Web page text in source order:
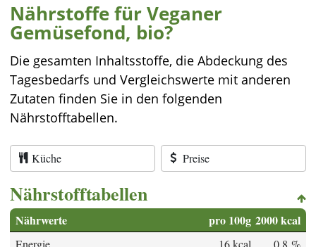
Nährstoffe für Veganer
Gemüsefond, bio?
Die gesamten Inhaltsstoffe, die Abdeckung des
Tagesbedarfs und Vergleichswerte mit anderen
Zutaten finden Sie in den folgenden
Nährstofftabellen.
Küche Preise
Nährstofftabellen
Nährwerte pro 100g 2000 kcal
Energie 16 kcal
0,8 %